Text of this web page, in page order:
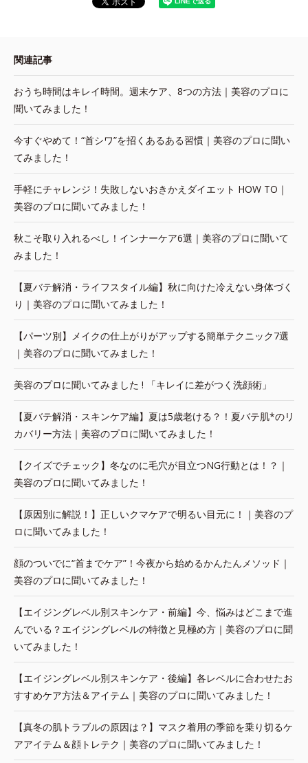
関連記事
おうち時間はキレイ時間。週末ケア、8つの方法｜美容のプロに
聞いてみました！
今すぐやめて！“首シワ”を招くあるある習慣｜美容のプロに聞い
てみました！
手軽にチャレンジ！失敗しないおきかえダイエット HOW TO｜
美容のプロに聞いてみました！
秋こそ取り入れるべし！インナーケア6選｜美容のプロに聞いて
みました！
【夏バテ解消・ライフスタイル編】秋に向けた冷えない身体づく
り｜美容のプロに聞いてみました！
【パーツ別】メイクの仕上がりがアップする簡単テクニック7選
｜美容のプロに聞いてみました！
美容のプロに聞いてみました ! 「キレイに差がつく洗顔術」
【夏バテ解消・スキンケア編】夏は5歳老ける？！夏バテ肌*のリ
カバリー方法｜美容のプロに聞いてみました！
【クイズでチェック】冬なのに毛穴が目立つNG行動とは！？｜
美容のプロに聞いてみました！
【原因別に解説！】正しいクマケアで明るい目元に！｜美容のプ
ロに聞いてみました！
顔のついでに“首までケア”！今夜から始めるかんたんメソッド｜
美容のプロに聞いてみました！
【エイジングレベル別スキンケア・前編】今、悩みはどこまで進
んでいる？エイジングレベルの特徴と見極め方｜美容のプロに聞
いてみました！
【エイジングレベル別スキンケア・後編】各レベルに合わせたお
すすめケア方法＆アイテム｜美容のプロに聞いてみました！
【真冬の肌トラブルの原因は？】マスク着用の季節を乗り切るケ
アアイテム＆顔トレテク｜美容のプロに聞いてみました！